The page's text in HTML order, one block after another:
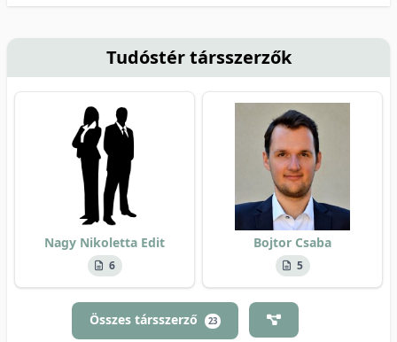
Tudóstér társszerzők
Nagy Nikoletta Edit
6
Bojtor Csaba
5
Összes társszerző 23